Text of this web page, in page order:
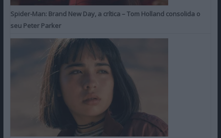
Spider-Man: Brand New Day, a crítica – Tom Holland consolida o
seu Peter Parker